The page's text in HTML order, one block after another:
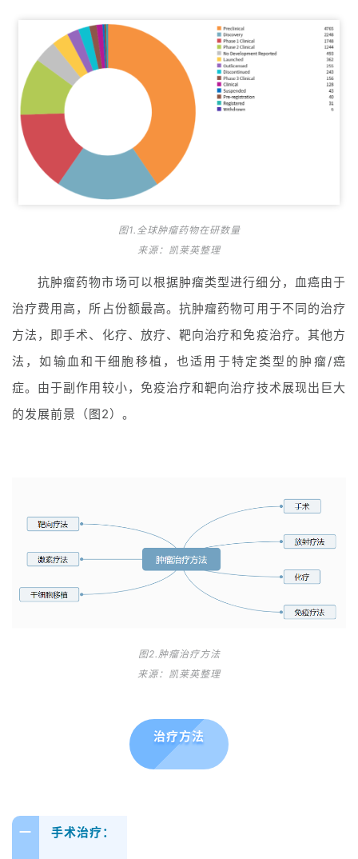
图1.全球肿瘤药物在研数量
来源：凯莱英整理
抗肿瘤药物市场可以根据肿瘤类型进行细分，血癌由于
治疗费用高，所占份额最高。抗肿瘤药物可用于不同的治疗
方法，即手术、化疗、放疗、靶向治疗和免疫治疗。其他方
法，如输血和干细胞移植，也适用于特定类型的肿瘤/癌
症。由于副作用较小，免疫治疗和靶向治疗技术展现出巨大
的发展前景（图2）。
图2.肿瘤治疗方法
来源：凯莱英整理
治疗方法
一 手术治疗：